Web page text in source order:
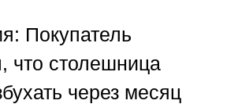
Покупатель
что столешница
через месяц